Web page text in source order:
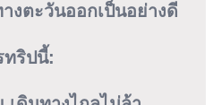
งตะวันออกเป็นอย่างดี
ทริปนี้: